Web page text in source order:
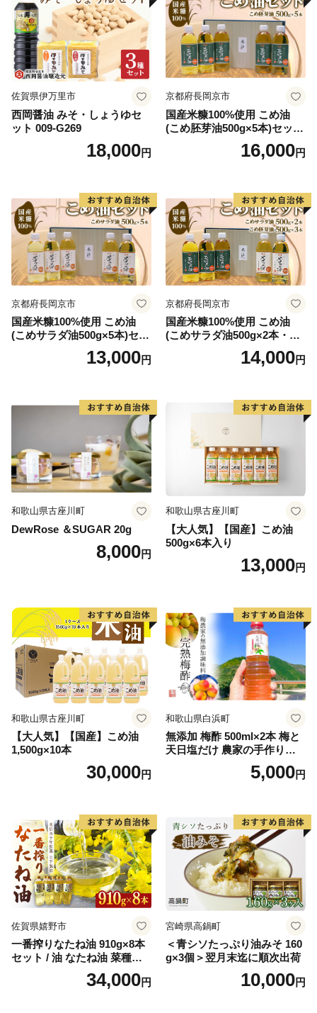
佐賀県伊万里市
西岡醤油 みそ・しょうゆセ
ット 009-G269
18,000円
京都府長岡京市
国産米糠100%使用 こめ油
(こめ胚芽油500g×5本)セット
16,000円
京都府長岡京市
国産米糠100%使用 こめ油
(こめサラダ油500g×5本)セッ
13,000円
京都府長岡京市
国産米糠100%使用 こめ油
(こめサラダ油500g×2本・こ
め胚芽油500g×3本)セット [1
14,000円
和歌山県古座川町
DewRose ＆SUGAR 20g
8,000円
和歌山県古座川町
【大人気】【国産】こめ油
500g×6本入り
13,000円
和歌山県古座川町
【大人気】【国産】こめ油
1,500g×10本
30,000円
和歌山県白浜町
無添加 梅酢 500ml×2本 梅と
天日塩だけ 農家の手作り完
5,000円
佐賀県嬉野市
一番搾りなたね油 910g×8本
セット / 油 なたね油 菜種油
ナタネ【山下製油】 [NBE00
34,000円
宮崎県高鍋町
＜青シソたっぷり油みそ 160
g×3個＞翌月末迄に順次出荷
10,000円